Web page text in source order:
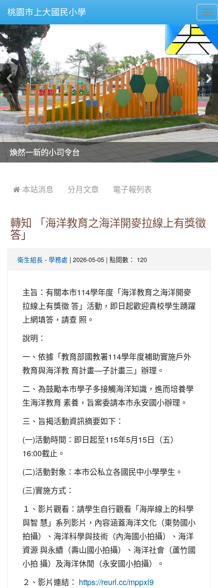
桃園市上大國民小學
美麗的操場是我們活力的來源
美麗的操場是我們活力的來源
煥然一新的小司令台
煥然一新的小司令台
富含桃園埤塘田園風光意象的中廊
富含桃園埤塘田園風光意象的中廊
嶄新的中庭廣場
嶄新的中庭廣場
水生池生生不息
水生池生生不息
 本站消息 分月文章 電子報列表
轉知 「海洋教育之海洋開麥拉線上有獎徵
答」
衛生組長 - 學務處 | 2026-05-05 | 點閱數： 120
主旨：有關本市114學年度「海洋教育之海洋開麥
拉線上有獎徵 答」活動，即日起歡迎貴校學生踴躍
上網填答，請查 照。
說明：
一、依據「教育部國教署114學年度補助實施戶外
教育與海洋教 育計畫—子計畫三」辦理。
二、為鼓勵本市學子多接觸海洋知識，進而培養學
生海洋教育 素養，旨案委請本市永安國小辦理。
三、旨揭活動資訊摘要如下：
(一)活動時間：即日起至115年5月15日（五）
16:00截止。
(二)活動對象：本市公私立各國民中小學學生。
(三)實施方式：
１、影片觀看：請學生自行觀看「海岸線上的科學
與智 慧」系列影片，內容涵蓋海洋文化（東勢國小
拍攝）、海洋科學與技術（內海國小拍攝）、海洋
資源 與永續（壽山國小拍攝）、海洋社會（蘆竹國
小拍 攝）及海洋休閒（永安國小拍攝）。
２、影片連結：
https://reurl.cc/mppxl9